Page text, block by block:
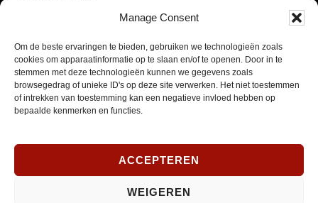
Manage Consent
Om de beste ervaringen te bieden, gebruiken we technologieën zoals
cookies om apparaatinformatie op te slaan en/of te openen. Door in te
stemmen met deze technologieën kunnen we gegevens zoals
browsegedrag of unieke ID's op deze site verwerken. Het niet toestemmen
of intrekken van toestemming kan een negatieve invloed hebben op
bepaalde kenmerken en functies.
ACCEPTEREN
WEIGEREN
Tickets & kortingspassen
Techniek
Over Paradox